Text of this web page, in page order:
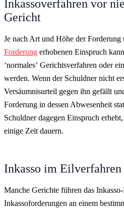
Inkassoverfahren vor
Gericht
Je nach Art und Höhe der Forderung
Forderung erhobenen Einspruch
‘normales’ Gerichtsverfahren oder
werden. Wenn der Schuldner nicht
Versäumnisurteil gegen ihn gefällt
Forderung in dessen Abwesenheit
Schuldner dagegen Einspruch
einige Zeit dauern.
Inkasso im Eilverfahren
Manche Gerichte führen das
Inkassoforderungen an einem